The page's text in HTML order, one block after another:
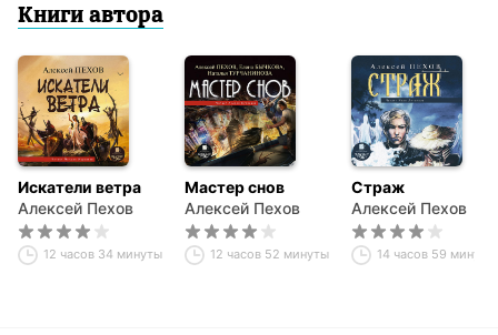
Книги автора
Искатели ветра
Алексей Пехов
12 часов 34 минуты
Мастер снов
Алексей Пехов
12 часов 52 минуты
Страж
Алексей Пехов
14 часов 59 минут